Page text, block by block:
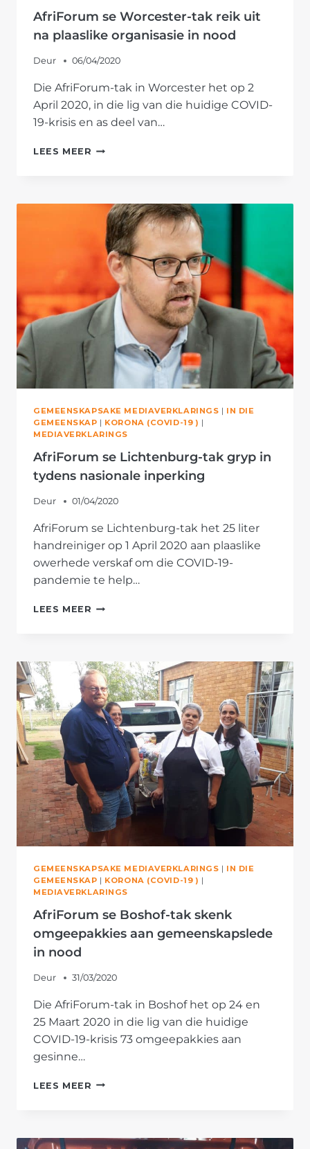
AfriForum se Worcester-tak reik uit
na plaaslike organisasie in nood
Deur 06/04/2020
Die AfriForum-tak in Worcester het op 2
April 2020, in die lig van die huidige COVID-
19-krisis en as deel van…
LEES MEER AFRIFORUM
REIK
UIT
NA
PLAASLIKE
ORGANISASIE
NOOD
GEMEENSKAPSAKE MEDIAVERKLARINGS | IN DIE
GEMEENSKAP | KORONA (COVID-19 ) |
MEDIAVERKLARINGS
AfriForum se Lichtenburg-tak gryp in
tydens nasionale inperking
Deur 01/04/2020
AfriForum se Lichtenburg-tak het 25 liter
handreiniger op 1 April 2020 aan plaaslike
owerhede verskaf om die COVID-19-
pandemie te help…
LEES MEER AFRIFORUM
GRYP
IN
TYDENS
NASIONALE
INPERKING
GEMEENSKAPSAKE MEDIAVERKLARINGS | IN DIE
GEMEENSKAP | KORONA (COVID-19 ) |
MEDIAVERKLARINGS
AfriForum se Boshof-tak skenk
omgeepakkies aan gemeenskapslede
in nood
Deur 31/03/2020
Die AfriForum-tak in Boshof het op 24 en
25 Maart 2020 in die lig van die huidige
COVID-19-krisis 73 omgeepakkies aan
gesinne…
LEES MEER AFRIFORUM
SKENK